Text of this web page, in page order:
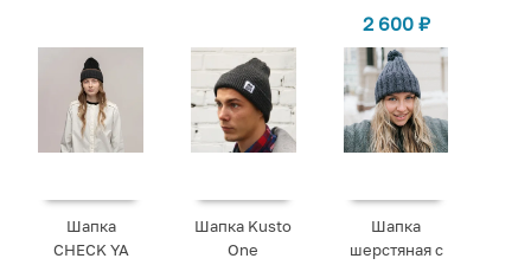
2 600 ₽
Шапка
CHECK YA
Шапка Kusto
One
Шапка
шерстяная с